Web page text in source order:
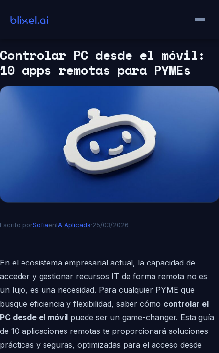
contenido
Controlar PC desde el móvil:
10 apps remotas para PYMEs
Escrito porSofiaenIA Aplicada·25/03/2026
En el ecosistema empresarial actual, la capacidad de
acceder y gestionar recursos IT de forma remota no es
un lujo, es una necesidad. Para cualquier PYME que
busque eficiencia y flexibilidad, saber cómo controlar el
PC desde el móvil puede ser un game-changer. Esta guía
de 10 aplicaciones remotas te proporcionará soluciones
prácticas y seguras, optimizadas para el acceso desde